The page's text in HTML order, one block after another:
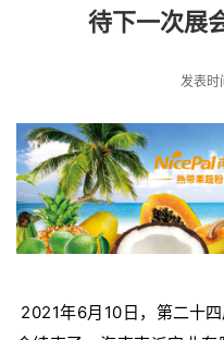
待下一次展
发表时
2021年6月10日， 第二十